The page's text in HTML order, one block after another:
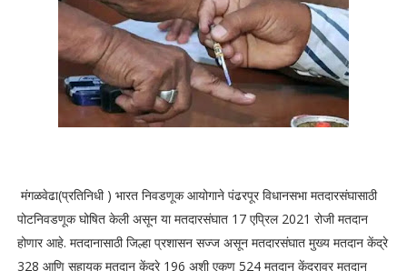
मंगळवेढा(प्रतिनिधी ) भारत निवडणूक आयोगाने पंढरपूर विधानसभा मतदारसंघासाठी
पोटनिवडणूक घोषित केली असून या मतदारसंघात 17 एप्रिल 2021 रोजी मतदान
होणार आहे. मतदानासाठी जिल्हा प्रशासन सज्ज असून मतदारसंघात मुख्य मतदान केंद्रे
328 आणि सहायक मतदान केंद्रे 196 अशी एकूण 524 मतदान केंद्रावर मतदान